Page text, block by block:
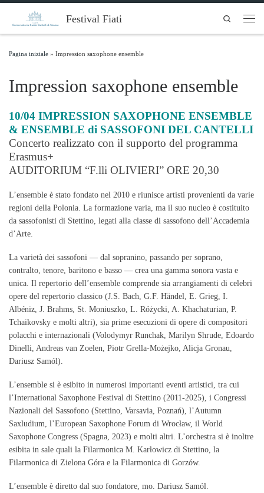
Skip to content Festival Fiati
Search
Pagina iniziale » Impression saxophone ensemble
Impression saxophone ensemble
10/04 IMPRESSION SAXOPHONE ENSEMBLE
& ENSEMBLE di SASSOFONI DEL CANTELLI
Concerto realizzato con il supporto del programma
Erasmus+
AUDITORIUM “F.lli OLIVIERI” ORE 20,30
L’ensemble è stato fondato nel 2010 e riunisce artisti provenienti da varie
regioni della Polonia. La formazione varia, ma il suo nucleo è costituito
da sassofonisti di Stettino, legati alla classe di sassofono dell’Accademia
d’Arte.
La varietà dei sassofoni — dal sopranino, passando per soprano,
contralto, tenore, baritono e basso — crea una gamma sonora vasta e
unica. Il repertorio dell’ensemble comprende sia arrangiamenti di celebri
opere del repertorio classico (J.S. Bach, G.F. Händel, E. Grieg, I.
Albéniz, J. Brahms, St. Moniuszko, L. Różycki, A. Khachaturian, P.
Tchaikovsky e molti altri), sia prime esecuzioni di opere di compositori
polacchi e internazionali (Volodymyr Runchak, Marilyn Shrude, Edoardo
Dinelli, Andreas van Zoelen, Piotr Grella-Możejko, Alicja Gronau,
Dariusz Samól).
L’ensemble si è esibito in numerosi importanti eventi artistici, tra cui
l’International Saxophone Festival di Stettino (2011-2025), i Congressi
Nazionali del Sassofono (Stettino, Varsavia, Poznań), l’Autumn
Saxludium, l’European Saxophone Forum di Wrocław, il World
Saxophone Congress (Spagna, 2023) e molti altri. L’orchestra si è inoltre
esibita in sale quali la Filarmonica M. Karłowicz di Stettino, la
Filarmonica di Zielona Góra e la Filarmonica di Gorzów.
L’ensemble è diretto dal suo fondatore, mo. Dariusz Samól.